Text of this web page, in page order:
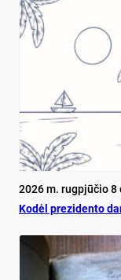
2026 m. rugpjūčio 8
Ko­dėl pre­zi­den­to